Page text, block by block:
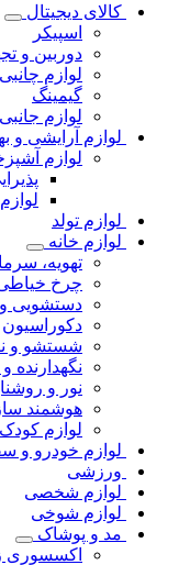
کالای دیجیتال
اسپیکر
دوربین و
لوازم
گیمینگ
لوازم
لوازم آرایشی و
لوازم
لوازم تولد
لوازم خانه
تهویه،
چرخ
دستشویی
دکوراسیون
شستشو و
نگهدارنده
نور و
هوشمند
لوازم کودک
لوازم خودرو و
ورزشی
لوازم شخصی
لوازم شوخی
مد و پوشاک
اکسسوری